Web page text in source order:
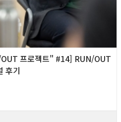
프로젝트" #14] RUN/OUT
후기